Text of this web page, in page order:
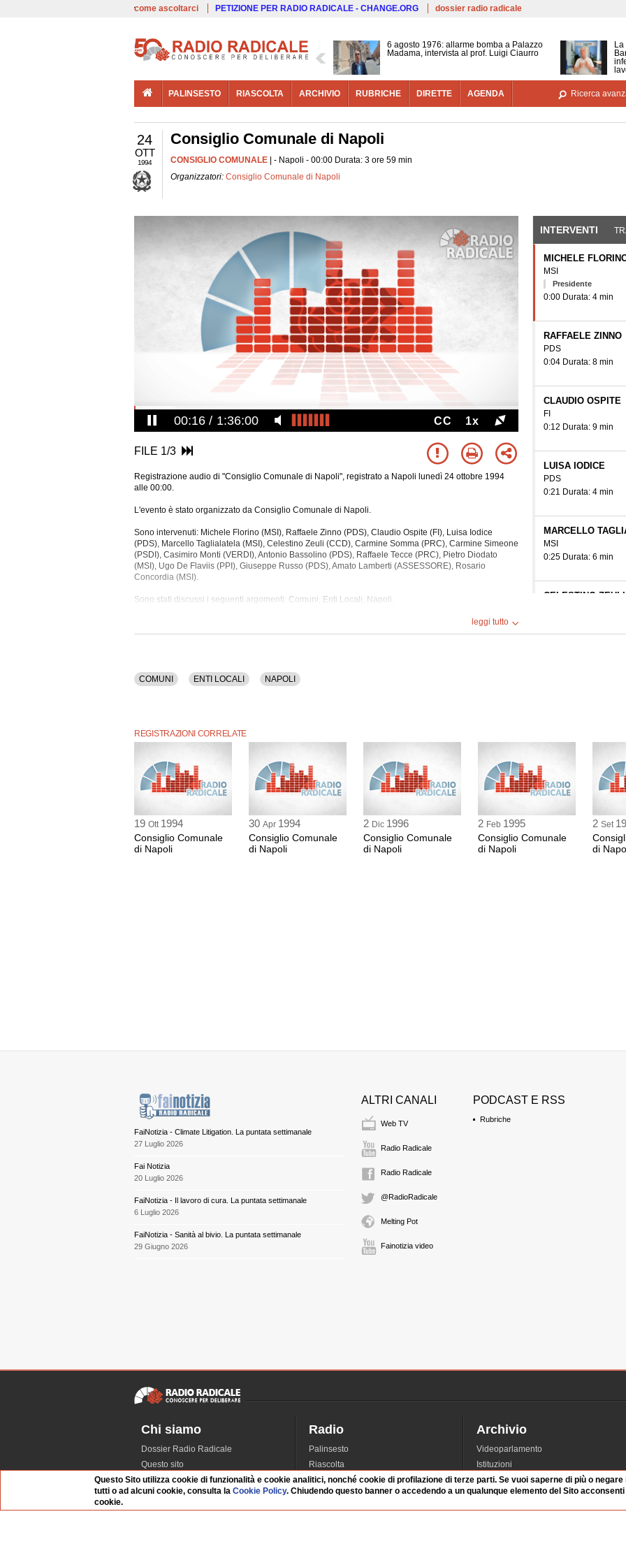
Salta al contenuto principale
come ascoltarci PETIZIONE PER RADIO RADICALE - CHANGE.ORG dossier radio radicale
6 agosto 1976: allarme bomba a Palazzo
Madama, intervista al prof. Luigi Ciaurro
PALINSESTO RIASCOLTA ARCHIVIO RUBRICHE DIRETTE AGENDA Ricerca
24
OTT
1994
Consiglio Comunale di Napoli
CONSIGLIO COMUNALE | - Napoli - 00:00 Durata: 3 ore 59 min
Organizzatori: Consiglio Comunale di Napoli
00:16 1:36:00 CC 1x
FILE 1/3
Registrazione audio di "Consiglio Comunale di Napoli", registrato a Napoli lunedì 24 ottobre 1994
alle 00:00.
L'evento è stato organizzato da Consiglio Comunale di Napoli.
Sono intervenuti: Michele Florino (MSI), Raffaele Zinno (PDS), Claudio Ospite (FI), Luisa Iodice
(PDS), Marcello Taglialatela (MSI), Celestino Zeuli (CCD), Carmine Somma (PRC), Carmine Simeone
(PSDI), Casimiro Monti (VERDI), Antonio Bassolino (PDS), Raffaele Tecce (PRC), Pietro Diodato
(MSI), Ugo De Flaviis (PPI), Giuseppe Russo (PDS), Amato Lamberti (ASSESSORE), Rosario
Concordia (MSI).
Sono stati discussi i seguenti argomenti: Comuni, Enti Locali, Napoli.
leggi tutto
INTERVENTI
MICHELE
MSI
Presidente
0:00 Durata: 4 min
RAFFAELE ZINNO
PDS
0:04 Durata: 8 min
CLAUDIO OSPITE
FI
0:12 Durata: 9 min
LUISA IODICE
PDS
0:21 Durata: 4 min
MARCELLO
MSI
0:25 Durata: 6 min
CELESTINO ZEULI
CARMINE
0:37 Durata: 8 min
CASIMIRO MONTI
1:24 Durata: 1 ora 2
MICHELE
ASSESSORE
segue Assessore
COMUNI ENTI LOCALI NAPOLI
REGISTRAZIONI CORRELATE
19 Ott 1994
Consiglio Comunale
di Napoli
30 Apr 1994
Consiglio Comunale
di Napoli
2 Dic 1996
Consiglio Comunale
di Napoli
2 Feb 1995
Consiglio Comunale
di Napoli
2 Set
di
FaiNotizia - Climate Litigation. La puntata settimanale
27 Luglio 2026
Fai Notizia
20 Luglio 2026
FaiNotizia - Il lavoro di cura. La puntata settimanale
6 Luglio 2026
FaiNotizia - Sanità al bivio. La puntata settimanale
29 Giugno 2026
ALTRI CANALI
Web TV
Radio Radicale
Radio Radicale
@RadioRadicale
Melting Pot
Fainotizia video
PODCAST E RSS
Rubriche
Chi siamo
Dossier Radio Radicale
Questo sito
L'Archivio
Redazione
La musica da Requiem
Radio
Palinsesto
Riascolta
Dirette
Rubriche
Interviste
Archivio
Videoparlamento
Istituzioni
Dibattiti
Manifestazioni
Radicali
Questo Sito utilizza cookie di funzionalità e cookie analitici, nonché cookie di profilazione di terze parti. Se vuoi saperne di più o
tutti o ad alcuni cookie, consulta laCookie Policy. Chiudendo questo banner o accedendo a un qualunque elemento del Sito
cookie.